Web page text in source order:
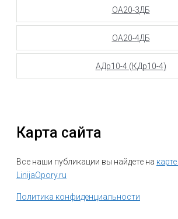
ОА20-3ДБ
ОА20-4ДБ
АДр10-4 (КДр10-4)
Карта сайта
Все наши публикации вы найдете на
LinijaOpory.ru
Политика конфиденциальности